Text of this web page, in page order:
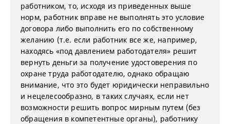
работником, то, исходя из приведенных выше
норм, работник вправе не выполнять это условие
договора либо выполнить его по собственному
желанию (т.е. если работник все же, например,
находясь «под давлением работодателя» решит
вернуть деньги за получение удостоверения по
охране труда работодателю, однако обращаю
внимание, что это будет юридически неправильно
и нецелесообразно, в таких случаях, если нет
возможности решить вопрос мирным путем (без
обращения в компетентные органы), работнику